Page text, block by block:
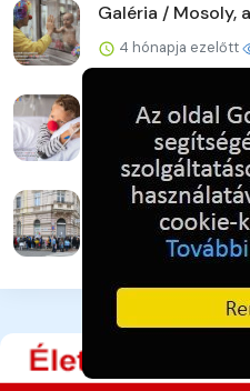
Galéria / Mosoly,
4 hónapja ezelőtt
Galéria /
4 hónapja ezelőtt
Galéria /
4 hónapja ezelőtt